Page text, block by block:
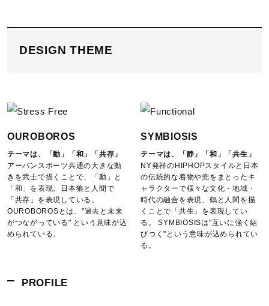
弱い操作によるウエットクリーニン
サイズ
XS、S、M、L、XL
カラー
01：ホワイト
DESIGN THEME
OUROBOROS
テーマは、「動」「和」「共存」
アーバンスポーツ共通の大きな動
きを武士で描くことで、「動」と
「和」を表現。日本狼と人間で
「共存」を表現している。
OUROBOROSとは、"過去と未来
がつながっている" という意味が込
められている。
SYMBIOSIS
テーマは、「静」「和」「共生」
NY発祥のHIPHOPスタイルと日本
の伝統的な着物や兜をまとったキ
ャラクターで様々な文化・地域・
時代の融合を表現、鶴と人間を描
くことで「共生」を表現してい
る。 SYMBIOSISは"互いに強く結
びつく"という意味が込められてい
る。
PROFILE